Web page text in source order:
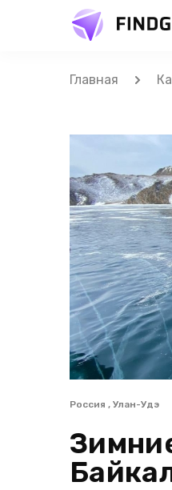
Главная
Россия , Улан-Удэ